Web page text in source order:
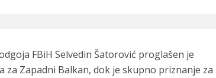
FBiH Selvedin Šatorović proglašen je
za Zapadni Balkan, dok je skupno priznanje za